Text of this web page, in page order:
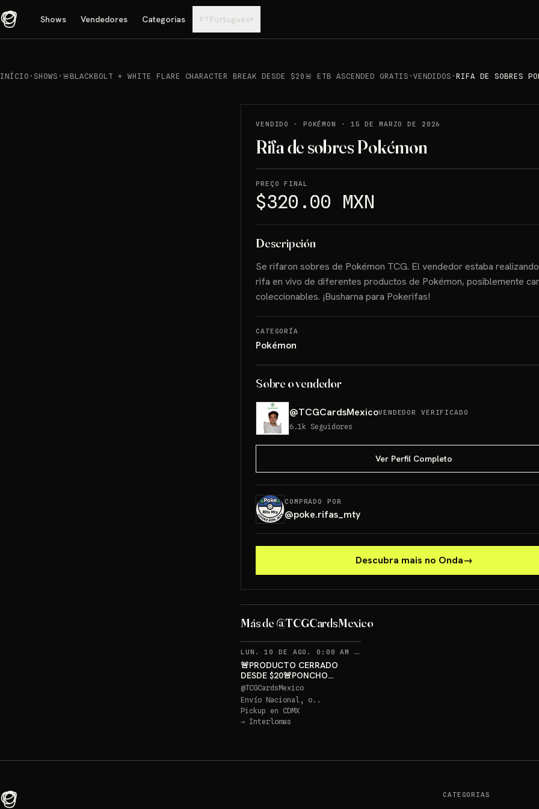
Shows Vendedores Categorias PTPortuguês▾
INÍCIO · SHOWS · 🚨BLACKBOLT + WHITE FLARE CHARACTER BREAK DESDE $20🚨 ETB ASCENDED GRATIS · VENDIDOS ·RIFA DE SOBRES
VENDIDO · POKÉMON · 15 DE MARZO DE 2026
Rifa de sobres Pokémon
PREÇO FINAL
$320.00 MXN
Descripción
Se rifaron sobres de Pokémon TCG. El vendedor estaba
rifa en vivo de diferentes productos de Pokémon, posiblemente
coleccionables. ¡Busharna para Pokerifas!
CATEGORÍA
Pokémon
Sobre o vendedor
@TCGCardsMexicoVENDEDOR VERIFICADO
6.1k Seguidores
Ver Perfil Completo
COMPRADO POR
@poke.rifas_mty
Descubra mais no Onda→
Más de @TCGCardsMexico
PONCHO PIKACHU PSA 10
Sorteo: PONCHO PIKACHU PSA 10 GRATIS →
LUN. 10 DE AGO. 0:00 AM ·
🚨PRODUCTO CERRADO
DESDE $20🚨PONCHO
PIKACHU PSA 10 GRATIS
@TCGCardsMexico
Envío Nacional, o..
Pickup en CDMX
→ Interlomas
CATEGORIAS